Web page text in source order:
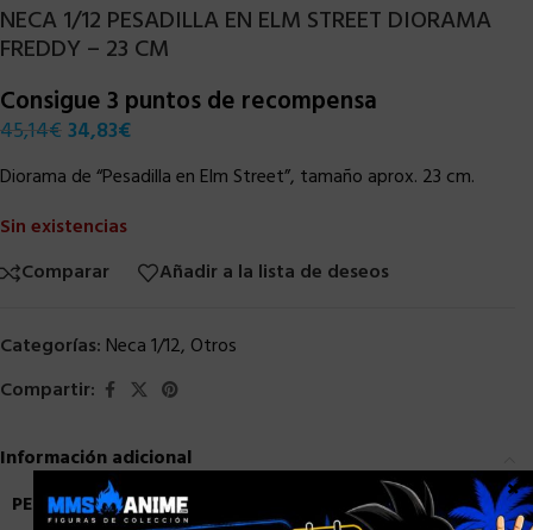
NECA 1/12 PESADILLA EN ELM STREET DIORAMA
FREDDY – 23 CM
Consigue 3 puntos de recompensa
45,14€ 34,83€
Diorama de “Pesadilla en Elm Street”, tamaño aprox. 23 cm.
Sin existencias
Comparar
Añadir a la lista de deseos
Categorías: Neca 1/12, Otros
Compartir:
Información adicional
PESO
0,9 kg×